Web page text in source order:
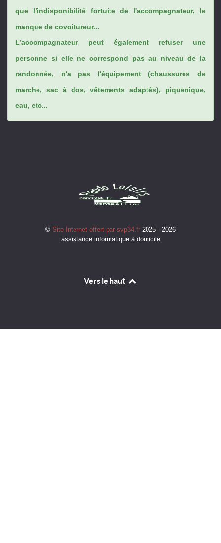
que l’indisponibilité fortuite de l'accompagnateur, le
manque de covoitureur...
L’accompagnateur peut également refuser une
personne si elle ne correspond pas au niveau de la
randonnée, n'a pas l'équipement (chaussures de
marche, sac à dos, vêtements adaptés), piquenique,
eau, etc...
© Site Internet offert par svp34.fr 2025 - 2026
assistance informatique à domicile
Vers le haut